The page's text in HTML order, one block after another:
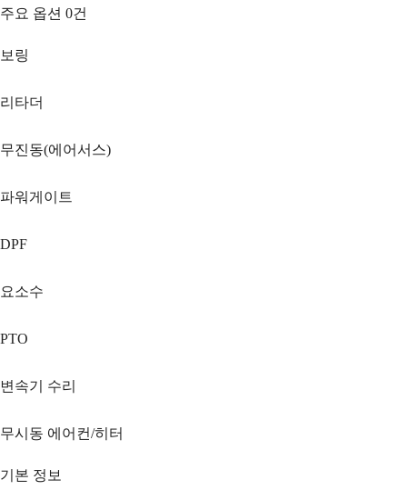
주요 옵션 0건
보링
리타더
무진동(에어서스)
파워게이트
DPF
요소수
PTO
변속기 수리
무시동 에어컨/히터
기본 정보